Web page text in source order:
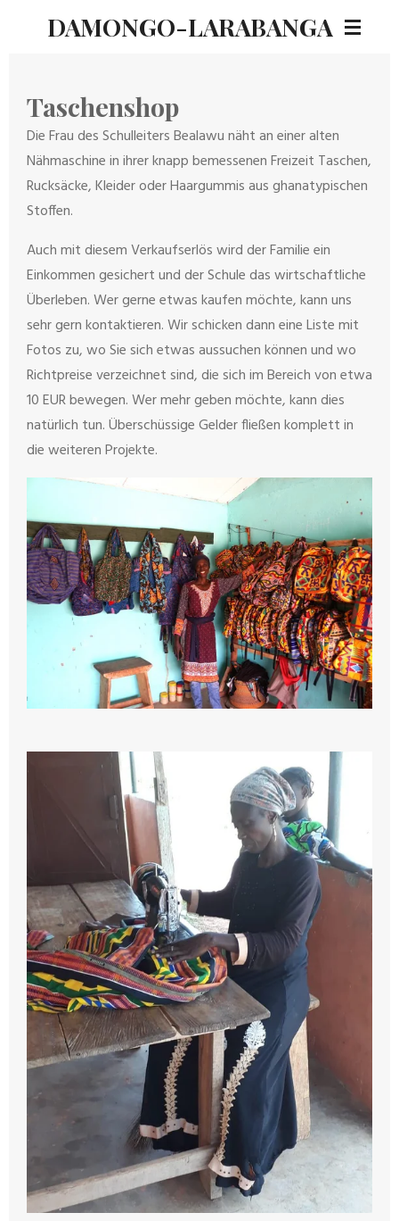
DAMONGO-LARABANGA
Taschenshop
Die Frau des Schulleiters Bealawu näht an einer alten
Nähmaschine in ihrer knapp bemessenen Freizeit Taschen,
Rucksäcke, Kleider oder Haargummis aus ghanatypischen
Stoffen.
Auch mit diesem Verkaufserlös wird der Familie ein
Einkommen gesichert und der Schule das wirtschaftliche
Überleben. Wer gerne etwas kaufen möchte, kann uns
sehr gern kontaktieren. Wir schicken dann eine Liste mit
Fotos zu, wo Sie sich etwas aussuchen können und wo
Richtpreise verzeichnet sind, die sich im Bereich von etwa
10 EUR bewegen. Wer mehr geben möchte, kann dies
natürlich tun. Überschüssige Gelder fließen komplett in
die weiteren Projekte.